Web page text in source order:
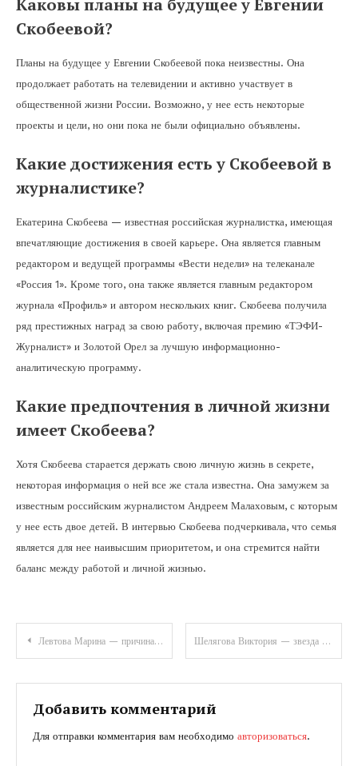
Каковы планы на будущее у Евгении
Скобеевой?
Планы на будущее у Евгении Скобеевой пока неизвестны. Она
продолжает работать на телевидении и активно участвует в
общественной жизни России. Возможно, у нее есть некоторые
проекты и цели, но они пока не были официально объявлены.
Какие достижения есть у Скобеевой в
журналистике?
Екатерина Скобеева — известная российская журналистка, имеющая
впечатляющие достижения в своей карьере. Она является главным
редактором и ведущей программы «Вести недели» на телеканале
«Россия 1». Кроме того, она также является главным редактором
журнала «Профиль» и автором нескольких книг. Скобеева получила
ряд престижных наград за свою работу, включая премию «ТЭФИ-
Журналист» и Золотой Орел за лучшую информационно-
аналитическую программу.
Какие предпочтения в личной жизни
имеет Скобеева?
Хотя Скобеева старается держать свою личную жизнь в секрете,
некоторая информация о ней все же стала известна. Она замужем за
известным российским журналистом Андреем Малаховым, с которым
у нее есть двое детей. В интервью Скобеева подчеркивала, что семья
является для нее наивысшим приоритетом, и она стремится найти
баланс между работой и личной жизнью.
Навигация
по
записям
Левтова Марина — причина смерти, биография и личная жизнь — узнайте все подробности Шелягова Виктория — звезда экранов и сцен — биография, достижения, личная жизнь!
Добавить комментарий
Для отправки комментария вам необходимо авторизоваться.